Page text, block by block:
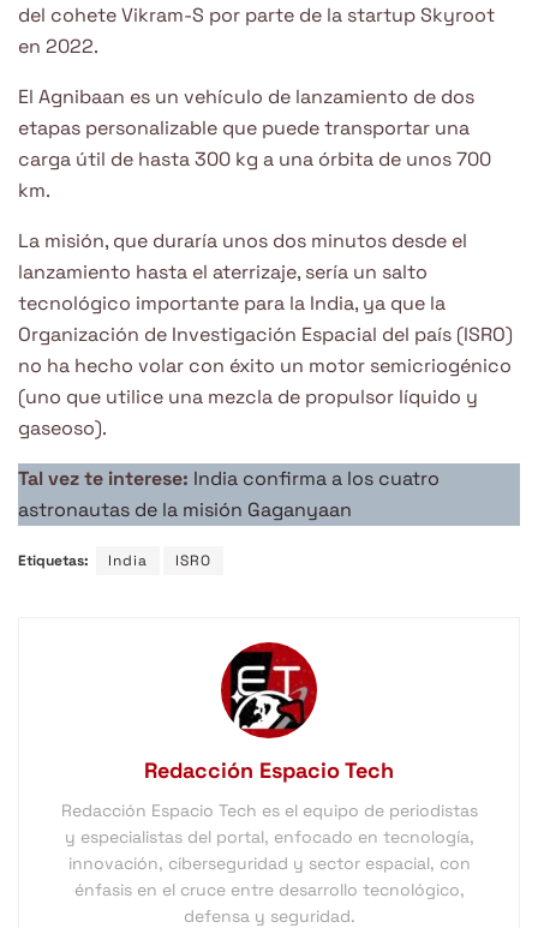
del cohete Vikram-S por parte de la startup Skyroot
en 2022.
El Agnibaan es un vehículo de lanzamiento de dos
etapas personalizable que puede transportar una
carga útil de hasta 300 kg a una órbita de unos 700
km.
La misión, que duraría unos dos minutos desde el
lanzamiento hasta el aterrizaje, sería un salto
tecnológico importante para la India, ya que la
Organización de Investigación Espacial del país (ISRO)
no ha hecho volar con éxito un motor semicriogénico
(uno que utilice una mezcla de propulsor líquido y
gaseoso).
Tal vez te interese: India confirma a los cuatro
astronautas de la misión Gaganyaan
Etiquetas: India ISRO
Redacción Espacio Tech
Redacción Espacio Tech es el equipo de periodistas
y especialistas del portal, enfocado en tecnología,
innovación, ciberseguridad y sector espacial, con
énfasis en el cruce entre desarrollo tecnológico,
defensa y seguridad.